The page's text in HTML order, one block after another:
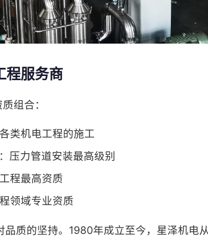
程服务商
组合：
类机电工程的施工
：压力管道安装最高级别
程最高资质
领域专业资质
质的坚持。1980年成立至今，星泽机电